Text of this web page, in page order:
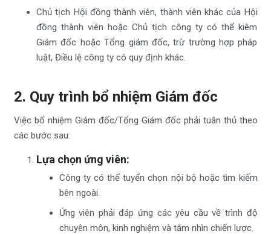
Chủ tịch Hội đồng thành viên, thành viên khác của Hội
đồng thành viên hoặc Chủ tịch công ty có thể kiêm
Giám đốc hoặc Tổng giám đốc, trừ trường hợp pháp
luật, Điều lệ công ty có quy định khác.
2. Quy trình bổ nhiệm Giám đốc
Việc bổ nhiệm Giám đốc/Tổng Giám đốc phải tuân thủ theo
các bước sau:
Lựa chọn ứng viên:
Công ty có thể tuyển chọn nội bộ hoặc tìm kiếm
bên ngoài.
Ứng viên phải đáp ứng các yêu cầu về trình độ
chuyên môn, kinh nghiệm và tắm nhìn chiến lược.